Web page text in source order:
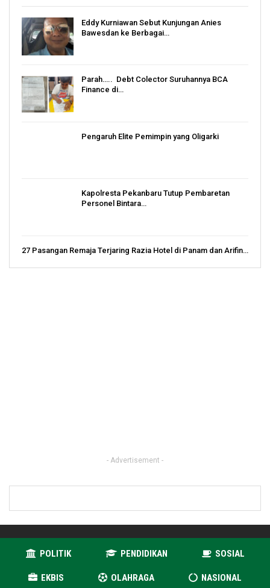
Eddy Kurniawan Sebut Kunjungan Anies
Bawesdan ke Berbagai…
Parah….. Debt Colector Suruhannya BCA
Finance di…
Pengaruh Elite Pemimpin yang Oligarki
Kapolresta Pekanbaru Tutup Pembaretan
Personel Bintara…
27 Pasangan Remaja Terjaring Razia Hotel di Panam dan Arifin…
- Advertisement -
POLITIK PENDIDIKAN SOSIAL
EKBIS OLAHRAGA NASIONAL